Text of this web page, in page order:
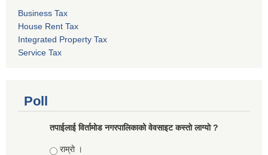
Business Tax
House Rent Tax
Integrated Property Tax
Service Tax
Poll
तपाईलाई विर्तामोड नगरपालिकाको वेवसाइट कस्ताे लाग्याे ?
Choices
राम्रो ।